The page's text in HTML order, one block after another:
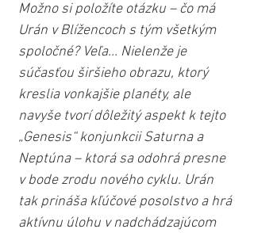
Možno si položíte otázku – čo má
Urán v Blížencoch s tým všetkým
spoločné? Veľa... Nielenže je
súčasťou širšieho obrazu, ktorý
kreslia vonkajšie planéty, ale
navyše tvorí dôležitý aspekt k tejto
„Genesis“ konjunkcii Saturna a
Neptúna – ktorá sa odohrá presne
v bode zrodu nového cyklu. Urán
tak prináša kľúčové posolstvo a hrá
aktívnu úlohu v nadchádzajúcom